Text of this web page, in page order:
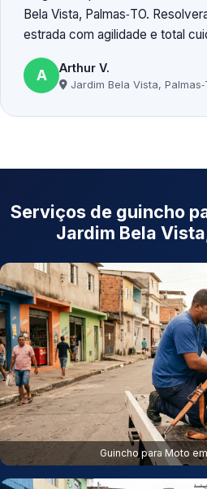
Bela Vista, Palmas‑TO.
estrada com agilidade e total
A Arthur V.
Jardim Bela Vista,
Serviços de guincho
Jardim Bela
Guincho para Moto